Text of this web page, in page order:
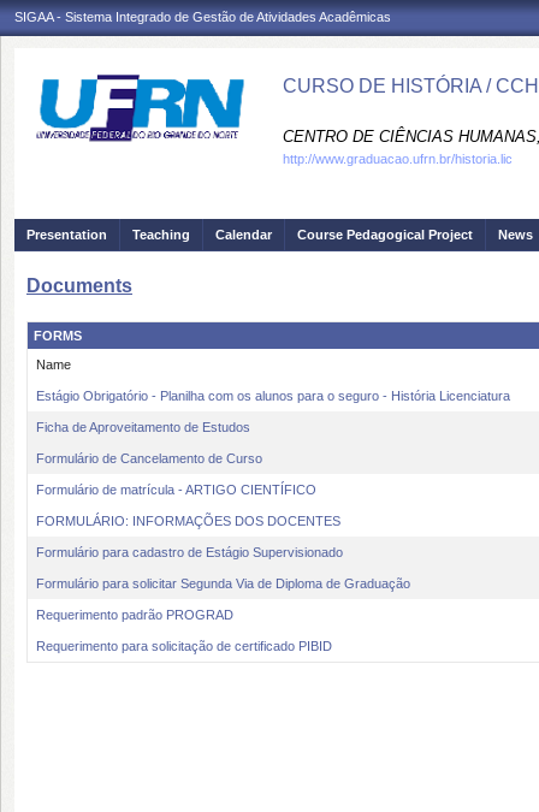
SIGAA - Sistema Integrado de Gestão de Atividades Acadêmicas
CURSO DE HISTÓRIA /
CENTRO DE CIÊNCIAS
http://www.graduacao.ufrn.br/historia.lic
Presentation Teaching Calendar Course Pedagogical Project News
Documents
FORMS
Name
Estágio Obrigatório - Planilha com os alunos para o seguro - História Licenciatura
Ficha de Aproveitamento de Estudos
Formulário de Cancelamento de Curso
Formulário de matrícula - ARTIGO CIENTÍFICO
FORMULÁRIO: INFORMAÇÕES DOS DOCENTES
Formulário para cadastro de Estágio Supervisionado
Formulário para solicitar Segunda Via de Diploma de Graduação
Requerimento padrão PROGRAD
Requerimento para solicitação de certificado PIBID